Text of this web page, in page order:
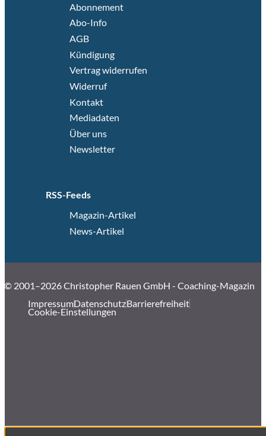
Abonnement
Abo-Info
AGB
Kündigung
Vertrag widerrufen
Widerruf
Kontakt
Mediadaten
Über uns
Newsletter
RSS-Feeds
Magazin-Artikel
News-Artikel
© 2001–2026 Christopher Rauen GmbH - Coaching-Magazin
ImpressumDatenschutzBarrierefreiheit
Cookie-Einstellungen